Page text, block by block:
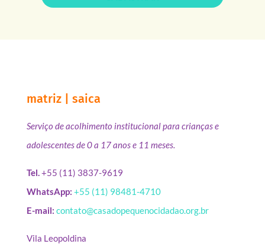
matriz | saica
Serviço de acolhimento institucional para crianças e
adolescentes de 0 a 17 anos e 11 meses.
Tel.+55 (11) 3837-9619
WhatsApp: +55 (11) 98481-4710
E-mail: contato@casadopequenocidadao.org.br
Vila Leopoldina